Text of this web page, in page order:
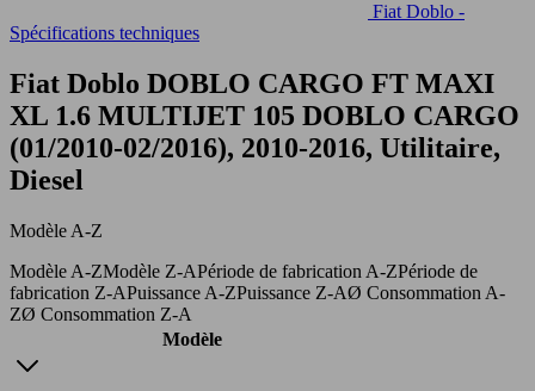
Fiat Doblo -
Spécifications techniques
Fiat Doblo DOBLO CARGO FT MAXI
XL 1.6 MULTIJET 105 DOBLO CARGO
(01/2010-02/2016), 2010-2016, Utilitaire,
Diesel
Modèle A-Z
Modèle A-ZModèle Z-APériode de fabrication A-ZPériode de
fabrication Z-APuissance A-ZPuissance Z-AØ Consommation A-
ZØ Consommation Z-A
Modèle